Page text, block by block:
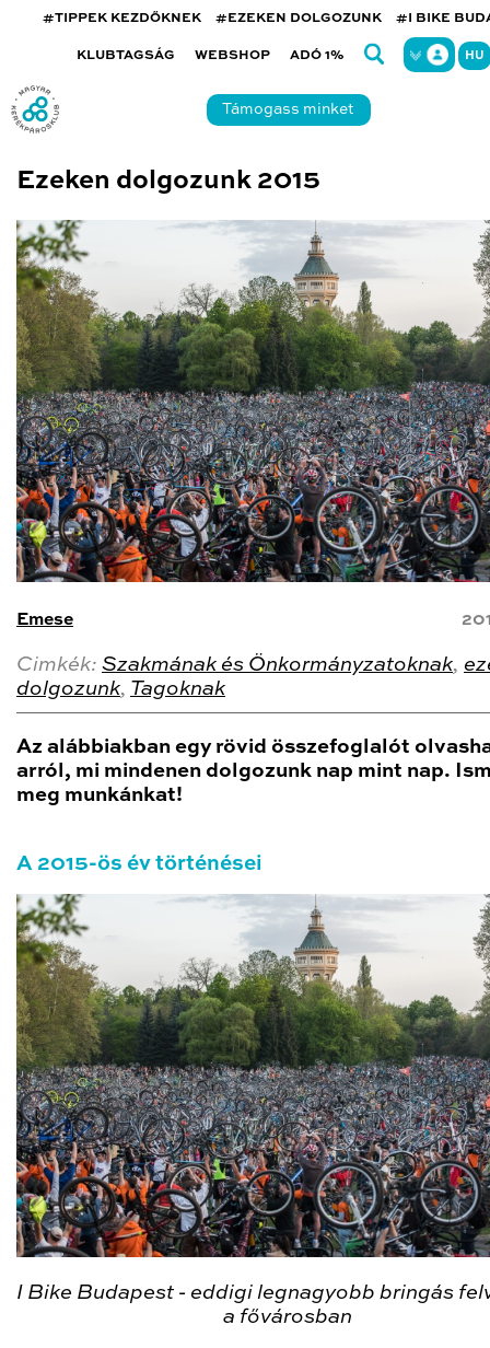
#TIPPEK KEZDŐKNEK #EZEKEN DOLGOZUNK #I BIKE
KLUBTAGSÁG WEBSHOP ADÓ 1% HU
Támogass minket
Ezeken dolgozunk 2015
Emese
Cimkék: Szakmának és Önkormányzatoknak,
dolgozunk, Tagoknak
Az alábbiakban egy rövid összefoglalót
arról, mi mindenen dolgozunk nap mint nap.
meg munkánkat!
A 2015-ös év történései
I Bike Budapest - eddigi legnagyobb bringás
a fővárosban